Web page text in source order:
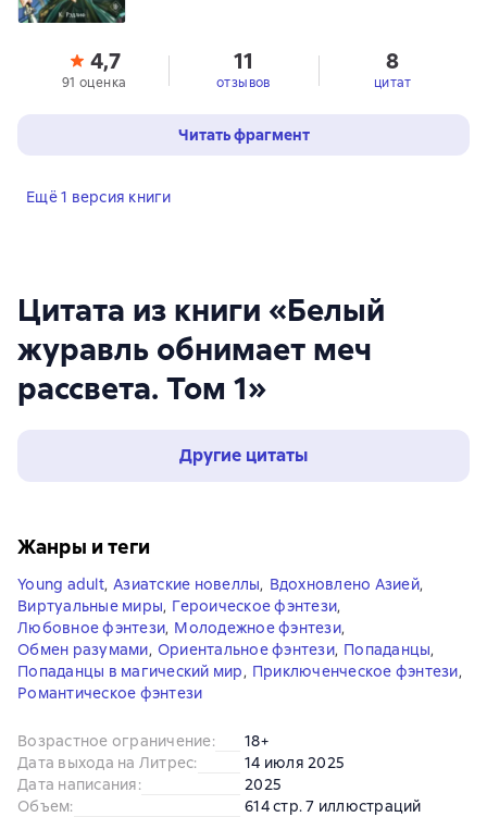
Цитата из книги «Белый
журавль обнимает меч
рассвета. Том 1»
Другие цитаты
4,7
91 оценка
11
отзывов
8
цитат
Читать фрагмент
Ещё 1 версия книги
Жанры и теги
Young adult, Азиатские новеллы, Вдохновлено Азией,
Виртуальные миры, Героическое фэнтези,
Любовное фэнтези, Молодежное фэнтези,
Обмен разумами, Ориентальное фэнтези, Попаданцы,
Попаданцы в магический мир, Приключенческое фэнтези,
Романтическое фэнтези
Возрастное ограничение:
18+
Дата выхода на Литрес:
14 июля 2025
Дата написания:
2025
Объем:
614 стр. 7 иллюстраций